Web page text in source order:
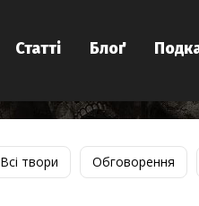
Статті Блоґ
Всі твори Обговорення